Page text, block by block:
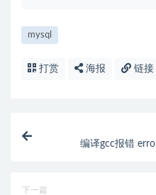
mysql
打赏 海报 链接
编译gcc报错
下一篇